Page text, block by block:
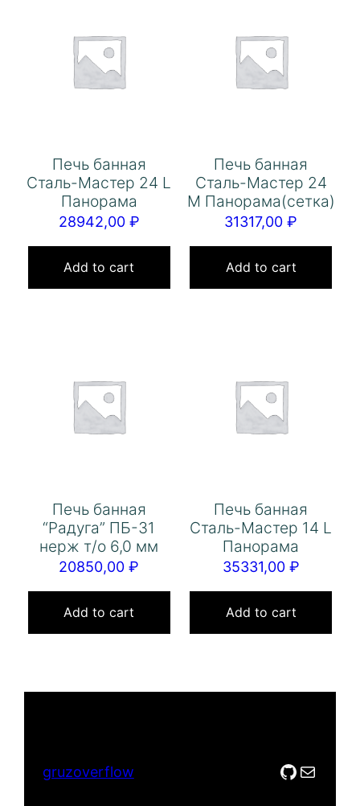
Печь банная
Сталь-Мастер 24 L
Панорама
28942,00 ₽
Add to cart
Печь банная
Сталь-Мастер 24
М Панорама(сетка)
31317,00₽
Add to cart
Печь банная
“Радуга” ПБ-31
нерж т/о 6,0 мм
20850,00₽
Add to cart
Печь банная
Сталь-Мастер 14 L
Панорама
35331,00 ₽
Add to cart
gruzoverflow GitHub
Mail